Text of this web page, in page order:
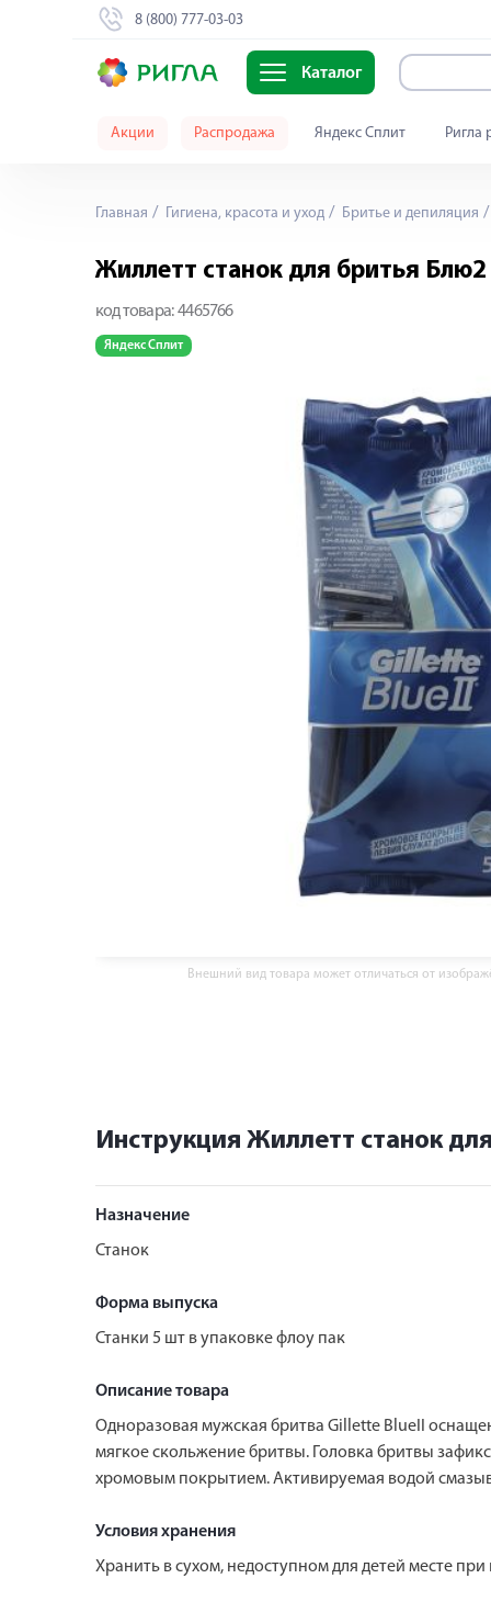
8 (800) 777-03-03
Каталог
Акции Распродажа Яндекс Сплит Ригла
Главная Гигиена, красота и уход Бритье и депиляция
Жиллетт станок для бритья
код товара: 4465766
Яндекс Сплит
Внешний вид товара может отличаться от
Инструкция Жиллетт станок
Назначение
Станок
Форма выпуска
Станки 5 шт в упаковке флоу пак
Описание товара
Одноразовая мужская бритва Gillette BlueII
мягкое скольжение бритвы. Головка бритвы
хромовым покрытием. Активируемая водой
Условия хранения
Хранить в сухом, недоступном для детей месте